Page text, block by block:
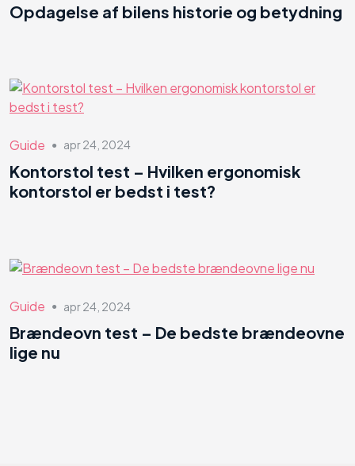
Opdagelse af bilens historie og betydning
Guide ● apr 24, 2024
Kontorstol test – Hvilken ergonomisk
kontorstol er bedst i test?
Guide ● apr 24, 2024
Brændeovn test – De bedste brændeovne
lige nu